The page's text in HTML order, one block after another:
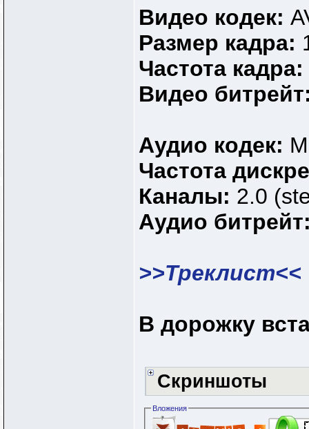
Видео кодек:
Размер кадра:
Частота кадра:
Видео
Аудио кодек:
Частота
Каналы: 2.0
Аудио
>>Треклист<<
В дорожку
Скриншоты
Вложения